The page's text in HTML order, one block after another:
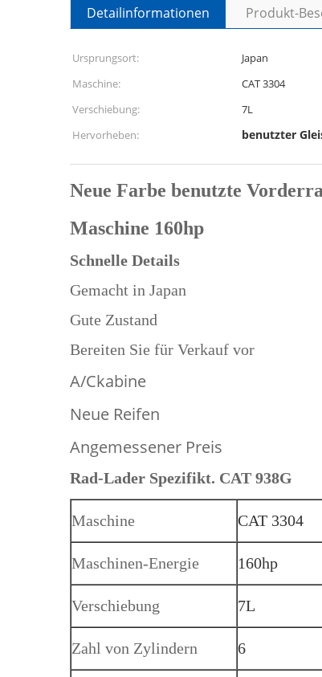
Detailinformationen Produkt-
Ursprungsort: Japan
Maschine:
CAT 3304
Verschiebung:
7L
Hervorheben:
benutzter
Neue Farbe benutzte
Maschine 160hp
Schnelle Details
Gemacht in Japan
Gute Zustand
Bereiten Sie für Verkauf vor
A/Ckabine
Neue Reifen
Angemessener Preis
Rad-Lader Spezifikt. CAT 938G
Maschine CAT 3304
Maschinen-Energie 160hp
Verschiebung 7L
Zahl von Zylindern 6